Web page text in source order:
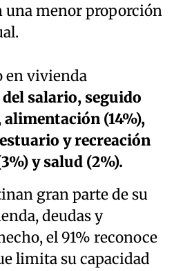
una menor proporción
en vivienda
del salario, seguido
alimentación (14%),
y recreación
y salud (2%).
gran parte de su
deudas y
el 91% reconoce
limita su capacidad